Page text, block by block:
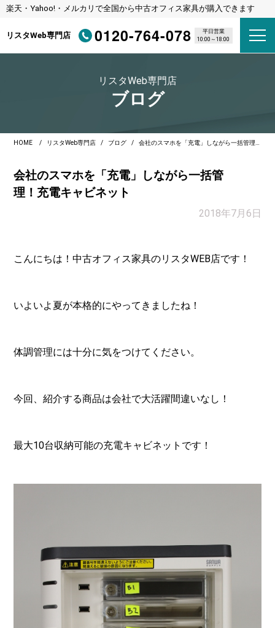
楽天・Yahoo!・メルカリで全国から中古オフィス家具が購入できます
リスタWeb専門店 0120-764-078
平日営業
10:00～18:00
リスタWeb専門店
ブログ
HOME リスタWeb専門店 ブログ 会社のスマホを「充電」しながら一括管理！充電キャビネット
会社のスマホを「充電」しながら一括管
理！充電キャビネット
2018年7月6日
こんにちは！中古オフィス家具のリスタWEB店です！
いよいよ夏が本格的にやってきましたね！
体調管理には十分に気をつけてください。
今回、紹介する商品は会社で大活躍間違いなし！
最大10台収納可能の充電キャビネットです！